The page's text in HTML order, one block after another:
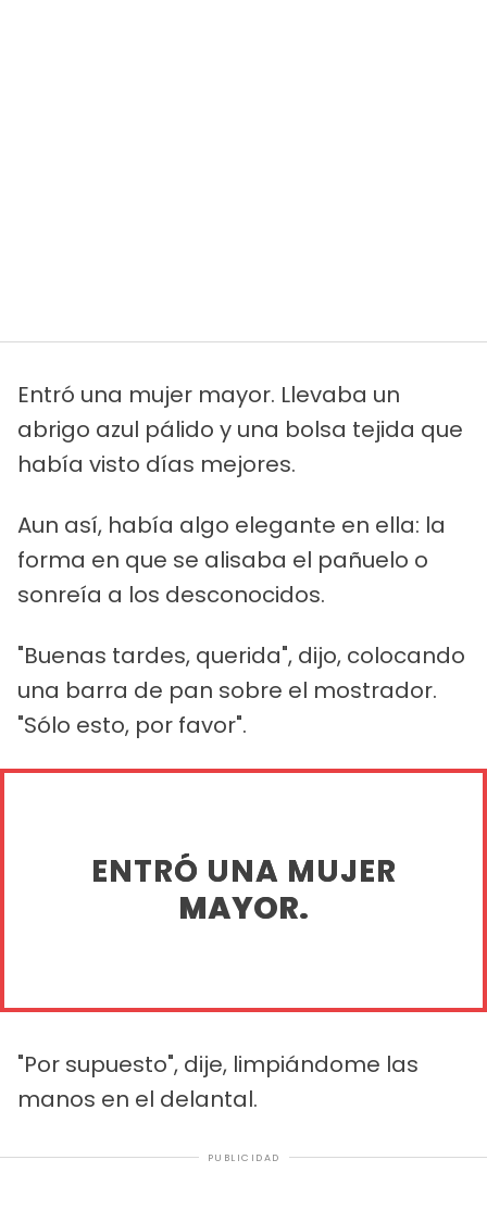
Entró una mujer mayor. Llevaba un
abrigo azul pálido y una bolsa tejida que
había visto días mejores.
Aun así, había algo elegante en ella: la
forma en que se alisaba el pañuelo o
sonreía a los desconocidos.
"Buenas tardes, querida", dijo, colocando
una barra de pan sobre el mostrador.
"Sólo esto, por favor".
ENTRÓ UNA MUJER
MAYOR.
"Por supuesto", dije, limpiándome las
manos en el delantal.
PUBLICIDAD